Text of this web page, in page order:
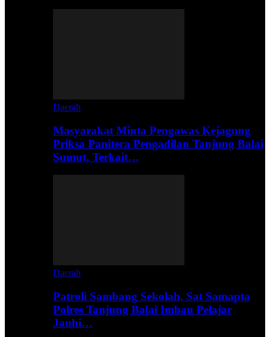
Daerah
Masyarakat Minta Pengawas Kejagung
Priksa Panitera Pengadilan Tanjung Balai
Sumut, Terkait…
Daerah
Patroli Sambang Sekolah, Sat Samapta
Polres Tanjung Balai Imbau Pelajar
Jauhi…